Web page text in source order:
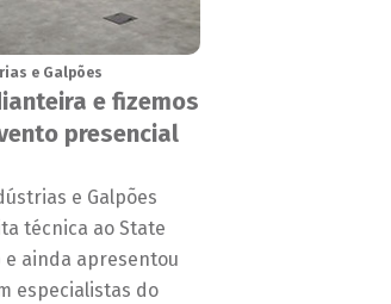
e Galpões
e fizemos
presencial
e Galpões
técnica ao State
e ainda apresentou
especialistas do